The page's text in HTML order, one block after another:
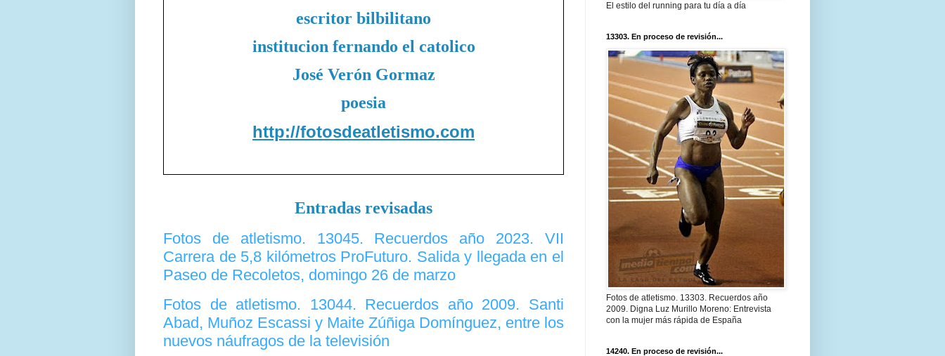
escritor bilbilitano
institucion fernando el catolico
José Verón Gormaz
poesia
http://fotosdeatletismo.com
Entradas revisadas
Fotos de atletismo. 13045. Recuerdos año 2023. VII
Carrera de 5,8 kilómetros ProFuturo. Salida y llegada en el
Paseo de Recoletos, domingo 26 de marzo
Fotos de atletismo. 13044. Recuerdos año 2009. Santi
Abad, Muñoz Escassi y Maite Zúñiga Domínguez, entre los
nuevos náufragos de la televisión
El estilo del running para tu día a día
13303. En proceso de revisión...
Fotos de atletismo. 13303. Recuerdos año
2009. Digna Luz Murillo Moreno: Entrevista
con la mujer más rápida de España
14240. En proceso de revisión...